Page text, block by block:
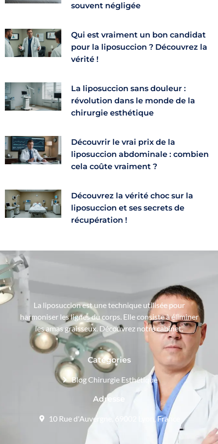
souvent négligée
Qui est vraiment un bon candidat
pour la liposuccion ? Découvrez la
vérité !
La liposuccion sans douleur :
révolution dans le monde de la
chirurgie esthétique
Découvrir le vrai prix de la
liposuccion abdominale : combien
cela coûte vraiment ?
Découvrez la vérité choc sur la
liposuccion et ses secrets de
récupération !
La liposuccion est une technique utilisée pour
harmoniser les lignes du corps. Elle consiste à éliminer
les amas graisseux. Découvrez notre cabinet.
Catégories
Blog Chirurgie Esthétique
Adresse
10 Rue d'Auvergne, 69002 Lyon, France